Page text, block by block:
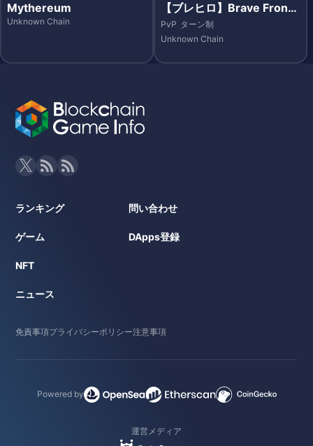
Mythereum
Unknown Chain
【ブレヒロ】Brave Fronti
er Heroes（ブレイブ フロ
ンティア ヒーローズ）- Et
PvP ターン制
Unknown Chain
ランキング
ゲーム
NFT
ニュース
問い合わせ
DApps登録
免責事項プライバシーポリシー注意事項
Powered by
運営メディア